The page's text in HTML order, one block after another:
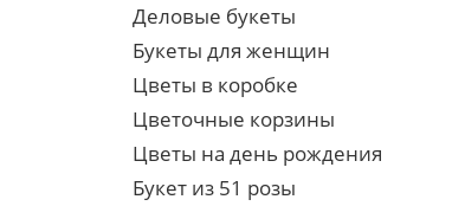
Деловые букеты
Букеты для женщин
Цветы в коробке
Цветочные корзины
Цветы на день рождения
Букет из 51 розы